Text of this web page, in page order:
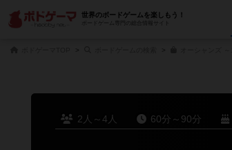
世界のボードゲームを楽しもう！
ボードゲーム専門の総合情報サイト
2人～4人 60分～90分